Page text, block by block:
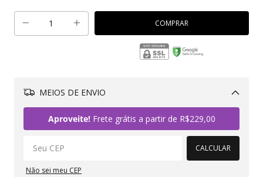
MEIOS DE ENVIO
Aproveite!Frete grátis a partir de R$229,00
CALCULAR
Não sei meu CEP